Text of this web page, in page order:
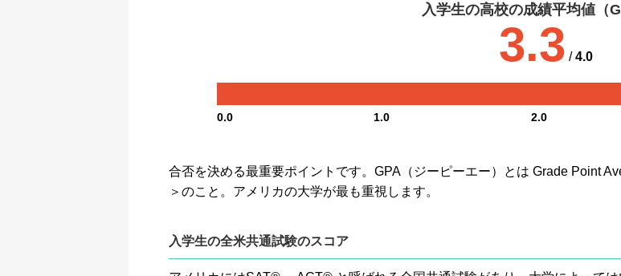
入学生の高校の成績平均値（
3.3 /4.0
0.0 1.0 2.0
合否を決める最重要ポイントです。GPA（ジーピーエー）とは Grade Point
＞のこと。アメリカの大学が最も重視します。
入学生の全米共通試験のスコア